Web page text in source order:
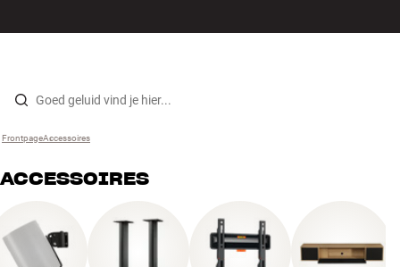
Skip to content
Luidsprekers
Surround
Frontpage ›
Accessoires
ACCESSOIRES